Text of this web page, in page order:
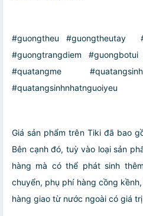
#guongtheu #guongtheutay
#guongtrangdiem
#quatangme
#quatangsinhnhatnguoiyeu
Giá sản phẩm trên Tiki đã bao
Bên cạnh đó, tuỳ vào loại sản
hàng mà có thể phát sinh
chuyển, phụ phí hàng cồng
hàng giao từ nước ngoài có giá